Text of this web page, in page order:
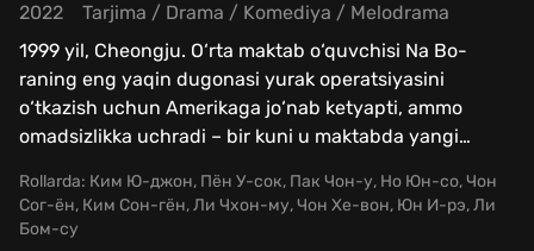
2022 Tarjima / Drama / Komediya / Melodrama
1999 yil, Cheongju. O‘rta maktab o‘quvchisi Na Bo-
raning eng yaqin dugonasi yurak operatsiyasini
o‘tkazish uchun Amerikaga jo‘nab ketyapti, ammo
omadsizlikka uchradi – bir kuni u maktabda yangi…
Rollarda: Ким Ю-джон, Пён У-сок, Пак Чон-у, Но Юн-со, Чон
Сог-ён, Ким Сон-гён, Ли Чхон-му, Чон Хе-вон, Юн И-рэ, Ли
Бом-су